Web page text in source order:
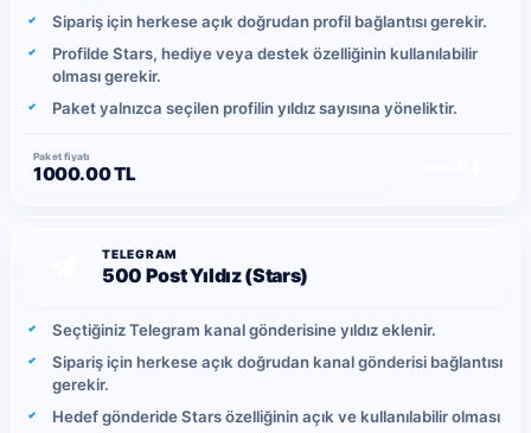
Sipariş için herkese açık doğrudan profil bağlantısı gerekir.
Profilde Stars, hediye veya destek özelliğinin kullanılabilir
olması gerekir.
Paket yalnızca seçilen profilin yıldız sayısına yöneliktir.
Paket fiyatı
1000.00 TL
TELEGRAM
500 Post Yıldız (Stars)
Seçtiğiniz Telegram kanal gönderisine yıldız eklenir.
Sipariş için herkese açık doğrudan kanal gönderisi bağlantısı
gerekir.
Hedef gönderide Stars özelliğinin açık ve kullanılabilir olması